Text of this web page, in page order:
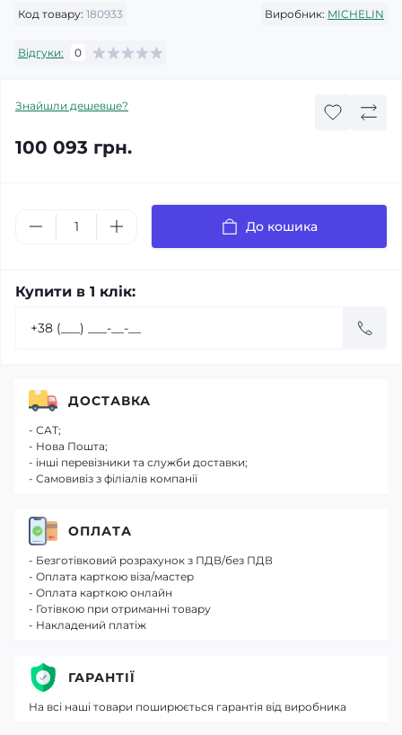
Код товару: 180933 Виробник: MICHELIN
Відгуки: 0
Знайшли дешевше?
100 093 грн.
До кошика
Купити в 1 клік:
ДОСТАВКА
- САТ;
- Нова Пошта;
- інші перевізники та служби доставки;
- Самовивіз з філіалів компанії
ОПЛАТА
- Безготівковий розрахунок з ПДВ/без ПДВ
- Оплата карткою віза/мастер
- Оплата карткою онлайн
- Готівкою при отриманні товару
- Накладений платіж
ГАРАНТІЇ
На всі наші товари поширюється гарантія від виробника